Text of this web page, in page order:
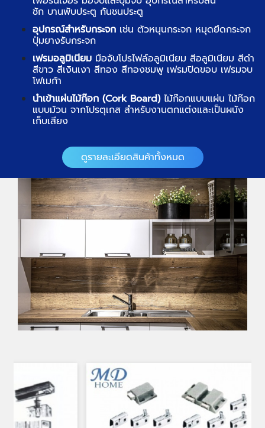
ชัก บานพับประตู กันชนประตู
อุปกรณ์สำหรับกระจก เช่น ตัวหนุนกระจก หมุดยึดกระจก
ปุ่มยางรับกระจก
เฟรมอลูมิเนียม มือจับโปรไฟล์อลูมิเนียม สีอลูมิเนียม สีดำ
สีขาว สีเงินเงา สีทอง สีทองชมพู เฟรมปิดขอบ เฟรมจบ
โฟเมก้า
นำเข้าแผ่นไม้ก๊อก (Cork Board) ไม้ก๊อกแบบแผ่น ไม้ก๊อก
แบบม้วน จากโปรตุเกส สำหรับงานตกแต่งและเป็นผนัง
เก็บเสียง
ดูรายละเอียดสินค้าทั้งหมด